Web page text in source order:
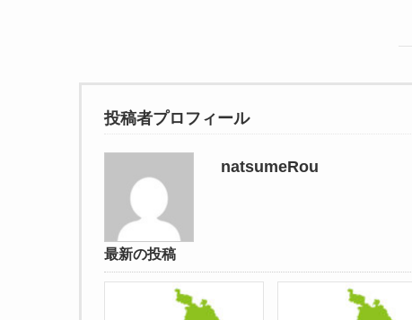
投稿者プロフィール
natsumeRou
最新の投稿